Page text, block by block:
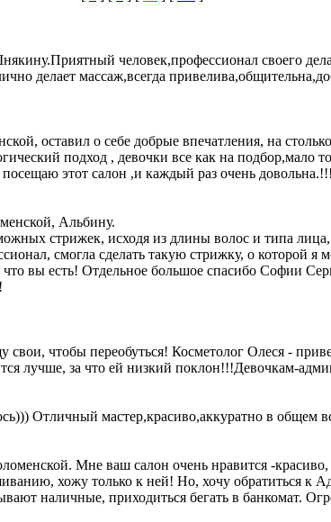
человек,профессионал своего
делает массаж,всегда
оставил о себе добрые впечатления, на
подход , девочки все как на
этот салон ,и каждый раз очень
Альбину.
стрижек, исходя из длины волос и типа
смогла сделать такую стрижку, о которой я
вы есть! Отдельное большое спасибо Софии
чтобы переобуться! Косметолог Олеся -
лучше, за что ей низкий поклон!!!Девочкам-
Отличный мастер,красиво,аккуратно в общем
Мне ваш салон очень нравится -
хожу только к ней! Но, хочу обратиться к
наличные, приходиться бегать в банкомат.